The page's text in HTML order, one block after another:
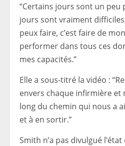
“Certains jours sont un peu
jours sont vraiment
peux faire, c’est faire de
performer dans tous ces
mes capacités.”
Elle a sous-titré la vidéo :
envers chaque infirmière et
long du chemin qui nous a
et à en sortir.”
Smith n’a pas divulgué